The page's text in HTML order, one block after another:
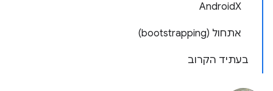
AndroidX
אתחול (bootstrapping)
בעתיד הקרוב